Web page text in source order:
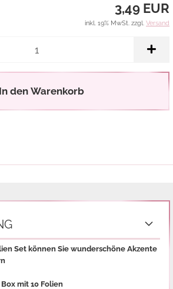
3,49 EUR
inkl. 19% MwSt. zzgl. Versand
In den Warenkorb
Set können Sie wunderschöne Akzente
mit 10 Folien